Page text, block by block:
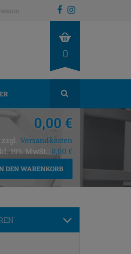
0
0,00 €
Versandkosten
19% MwSt.: 0,00 €
DEN WARENKORB